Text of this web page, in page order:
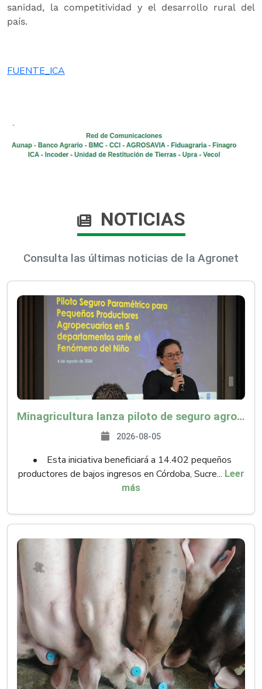
sanidad, la competitividad y el desarrollo rural del
país.
FUENTE_ICA
NOTICIAS
Consulta las últimas noticias de la Agronet
Minagricultura lanza piloto de seguro agropecuario por $9.625 millones para proteger a más de 14.000 pequeños productores contra riesgos del Fenómeno de El Niño
2026-08-05
• Esta iniciativa beneficiará a 14.402 pequeños
productores de bajos ingresos en Córdoba, Sucre... Leer
más